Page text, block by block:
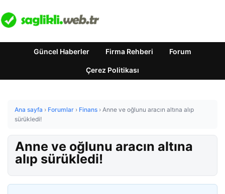
Güncel Haberler Firma Rehberi Forum
Çerez Politikası
Ana sayfa › Forumlar › Finans › Anne ve oğlunu aracın altına alıp
sürükledi!
Anne ve oğlunu aracın altına
alıp sürükledi!